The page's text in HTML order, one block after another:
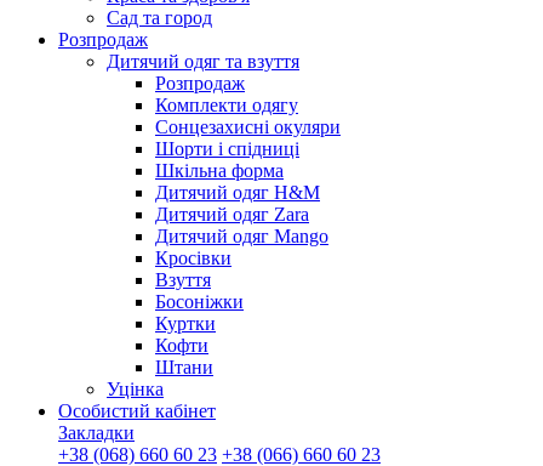
Сад та город
Розпродаж
Дитячий одяг та взуття
Розпродаж
Комплекти одягу
Сонцезахисні окуляри
Шорти і спідниці
Шкільна форма
Дитячий одяг H&M
Дитячий одяг Zara
Дитячий одяг Mango
Кросівки
Взуття
Босоніжки
Куртки
Кофти
Штани
Уцінка
Особистий кабінет
Закладки
+38 (068) 660 60 23 +38 (066) 660 60 23